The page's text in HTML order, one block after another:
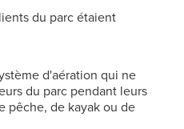
du parc étaient
d'aération qui ne
du parc pendant leurs
pêche, de kayak ou de